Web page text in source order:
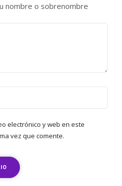
nombre o sobrenombre
electrónico y web en este
vez que comente.